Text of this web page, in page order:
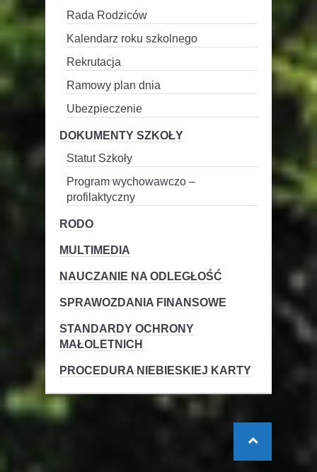
Rada Rodziców
Kalendarz roku szkolnego
Rekrutacja
Ramowy plan dnia
Ubezpieczenie
DOKUMENTY SZKOŁY
Statut Szkoły
Program wychowawczo –
profilaktyczny
RODO
MULTIMEDIA
NAUCZANIE NA ODLEGŁOŚĆ
SPRAWOZDANIA FINANSOWE
STANDARDY OCHRONY
MAŁOLETNICH
PROCEDURA NIEBIESKIEJ KARTY